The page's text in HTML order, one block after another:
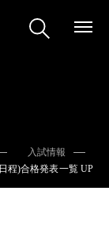
入試情報
程)合格発表一覧 UP